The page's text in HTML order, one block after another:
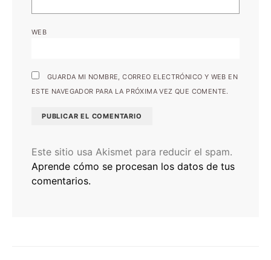
WEB
GUARDA MI NOMBRE, CORREO ELECTRÓNICO Y WEB EN
ESTE NAVEGADOR PARA LA PRÓXIMA VEZ QUE COMENTE.
Este sitio usa Akismet para reducir el spam.
Aprende cómo se procesan los datos de tus
comentarios.